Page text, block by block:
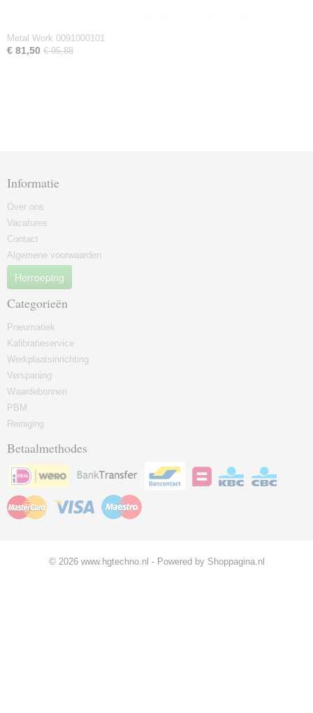
Metal Work 0091000101
€ 81,50 € 95,88
Informatie
Over ons
Vacatures
Contact
Algemene voorwaarden
Herroeping
Categorieën
Pneumatiek
Kalibratieservice
Werkplaatsinrichting
Verspaning
Waardebonnen
PBM
Reiniging
Betaalmethodes
© 2026 www.hgtechno.nl - Powered by Shoppagina.nl